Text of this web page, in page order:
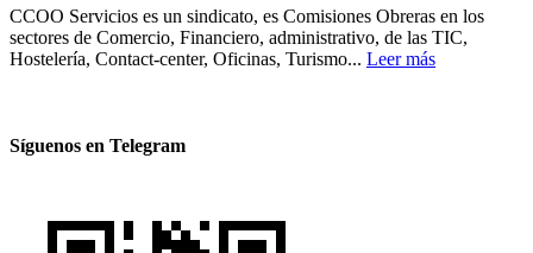
CCOO Servicios es un sindicato, es Comisiones Obreras en los
sectores de Comercio, Financiero, administrativo, de las TIC,
Hostelería, Contact-center, Oficinas, Turismo... Leer más
Síguenos en Telegram